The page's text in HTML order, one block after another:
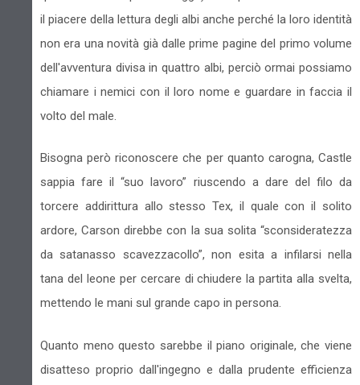
il piacere della lettura degli albi anche perché la loro identità
non era una novità già dalle prime pagine del primo volume
dell'avventura divisa in quattro albi, perciò ormai possiamo
chiamare i nemici con il loro nome e guardare in faccia il
volto del male.
Bisogna però riconoscere che per quanto carogna, Castle
sappia fare il “suo lavoro” riuscendo a dare del filo da
torcere addirittura allo stesso Tex, il quale con il solito
ardore, Carson direbbe con la sua solita “sconsideratezza
da satanasso scavezzacollo”, non esita a infilarsi nella
tana del leone per cercare di chiudere la partita alla svelta,
mettendo le mani sul grande capo in persona.
Quanto meno questo sarebbe il piano originale, che viene
disatteso proprio dall'ingegno e dalla prudente efficienza